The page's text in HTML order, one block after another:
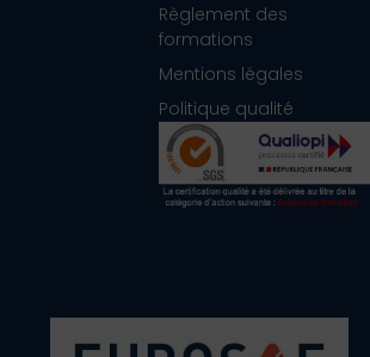
Règlement des
formations
Mentions légales
Politique qualité